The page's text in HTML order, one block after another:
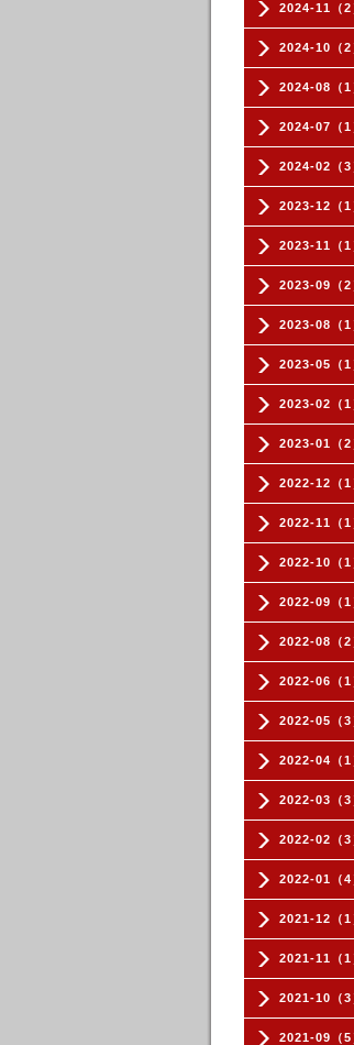
2024-11（2
2024-10（2
2024-08（1
2024-07（1
2024-02（3
2023-12（1
2023-11（1
2023-09（2
2023-08（1
2023-05（1
2023-02（1
2023-01（2
2022-12（1
2022-11（1
2022-10（1
2022-09（1
2022-08（2
2022-06（1
2022-05（3
2022-04（1
2022-03（3
2022-02（3
2022-01（4
2021-12（1
2021-11（1
2021-10（3
2021-09（5